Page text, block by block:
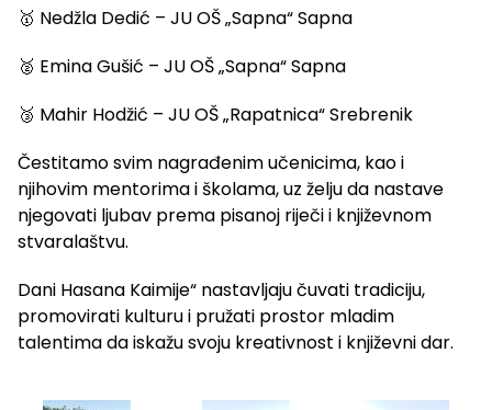
🥇 Nedžla Dedić – JU OŠ „Sapna“ Sapna
🥈 Emina Gušić – JU OŠ „Sapna“ Sapna
🥉 Mahir Hodžić – JU OŠ „Rapatnica“ Srebrenik
Čestitamo svim nagrađenim učenicima, kao i
njihovim mentorima i školama, uz želju da nastave
njegovati ljubav prema pisanoj riječi i književnom
stvaralaštvu.
Dani Hasana Kaimije“ nastavljaju čuvati tradiciju,
promovirati kulturu i pružati prostor mladim
talentima da iskažu svoju kreativnost i književni dar.